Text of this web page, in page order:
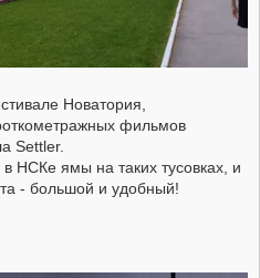
Новатория,
фильмов
Settler.
НСКе ямы на таких тусовках, и
- большой и удобный!